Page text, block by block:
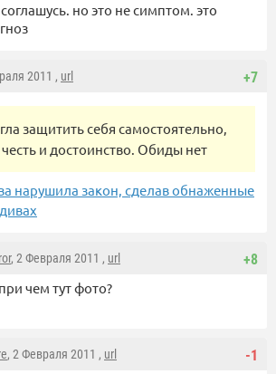
соглашусь. но это не симптом. это
+7
2011 , url
защитить себя самостоятельно,
и достоинство. Обиды нет
нарушила закон, сделав обнаженные
+8
, 2 Февраля 2011 , url
чем тут фото?
-1
, 2 Февраля 2011 , url